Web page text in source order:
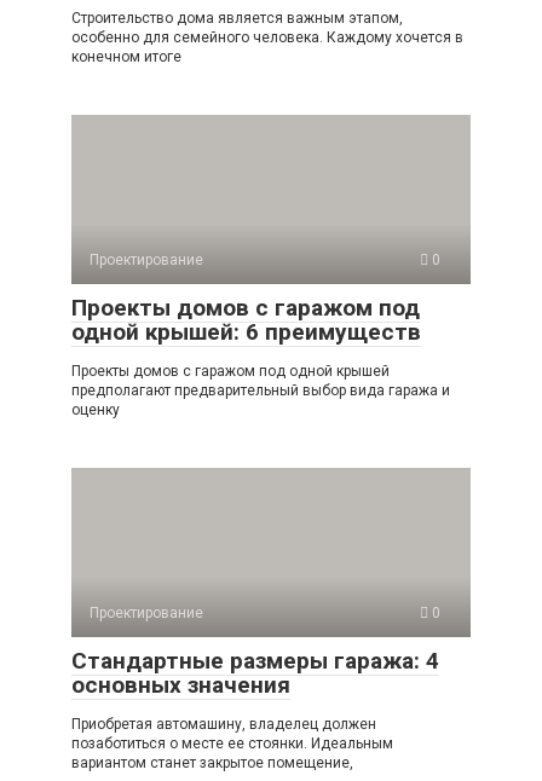
Строительство дома является важным этапом,
особенно для семейного человека. Каждому хочется в
конечном итоге
Проектирование 0
Проекты домов с гаражом под
одной крышей: 6 преимуществ
Проекты домов с гаражом под одной крышей
предполагают предварительный выбор вида гаража и
оценку
Проектирование 0
Стандартные размеры гаража: 4
основных значения
Приобретая автомашину, владелец должен
позаботиться о месте ее стоянки. Идеальным
вариантом станет закрытое помещение,